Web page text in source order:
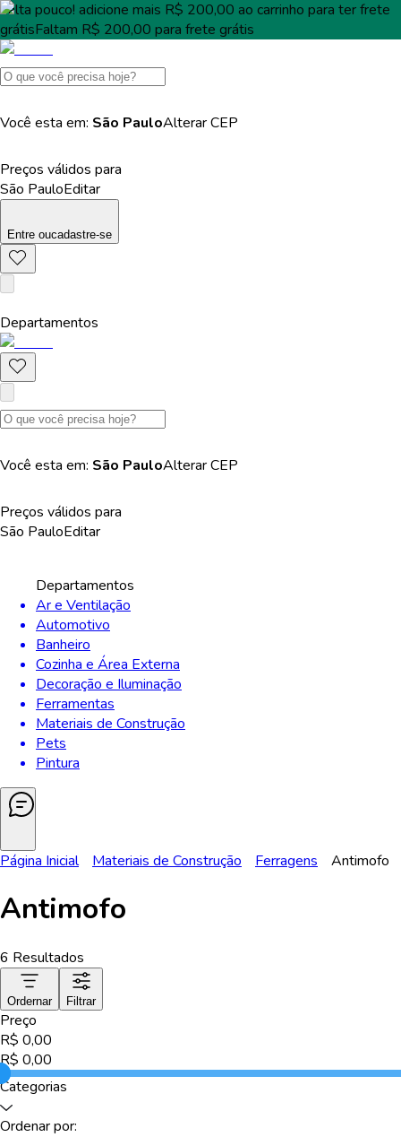
Falta pouco! adicione mais R$ 200,00 ao carrinho para terfrete
grátisFaltam R$ 200,00 para frete grátis
Você esta em: São PauloAlterarCEP
Preços válidos para
São PauloEditar
Entre oucadastre-se
Departamentos
Você esta em: São PauloAlterarCEP
Preços válidos para
São PauloEditar
Departamentos
Ar e Ventilação
Automotivo
Banheiro
Cozinha e Área Externa
Decoração e Iluminação
Ferramentas
Materiais de Construção
Pets
Pintura
Página Inicial Materiais de Construção Ferragens Antimofo
Antimofo
6 Resultados
Ordernar Filtrar
Preço
R$ 0,00
R$ 0,00
Categorias
Ordenar por: